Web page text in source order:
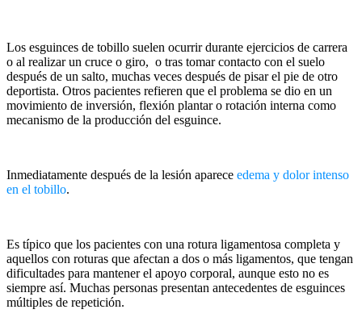
Los esguinces de tobillo suelen ocurrir durante ejercicios de carrera
o al realizar un cruce o giro, o tras tomar contacto con el suelo
después de un salto, muchas veces después de pisar el pie de otro
deportista. Otros pacientes refieren que el problema se dio en un
movimiento de inversión, flexión plantar o rotación interna como
mecanismo de la producción del esguince.
Inmediatamente después de la lesión aparece edema y dolor intenso
en el tobillo.
Es típico que los pacientes con una rotura ligamentosa completa y
aquellos con roturas que afectan a dos o más ligamentos, que tengan
dificultades para mantener el apoyo corporal, aunque esto no es
siempre así. Muchas personas presentan antecedentes de esguinces
múltiples de repetición.